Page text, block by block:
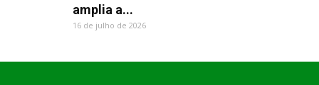
amplia a...
16 de julho de 2026